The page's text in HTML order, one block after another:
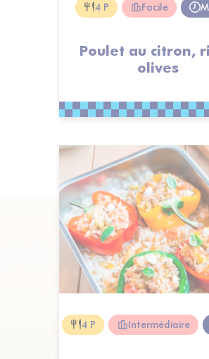
4 P Facile
Poulet au citron,
olives
4 P Intermédiaire